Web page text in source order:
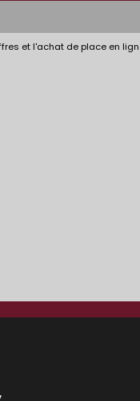
et l'achat de place en